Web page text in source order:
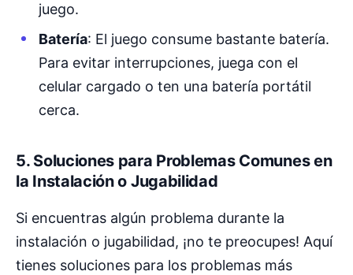
juego.
Batería: El juego consume bastante batería.
Para evitar interrupciones, juega con el
celular cargado o ten una batería portátil
cerca.
5. Soluciones para Problemas Comunes en
la Instalación o Jugabilidad
Si encuentras algún problema durante la
instalación o jugabilidad, ¡no te preocupes! Aquí
tienes soluciones para los problemas más